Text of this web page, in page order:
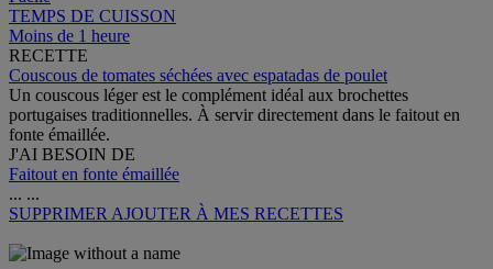
TEMPS DE CUISSON
Moins de 1 heure
RECETTE
Couscous de tomates séchées avec espatadas de poulet
Un couscous léger est le complément idéal aux brochettes
portugaises traditionnelles. À servir directement dans le faitout en
fonte émaillée.
J'AI BESOIN DE
Faitout en fonte émaillée
... ...
SUPPRIMER AJOUTER À MES RECETTES